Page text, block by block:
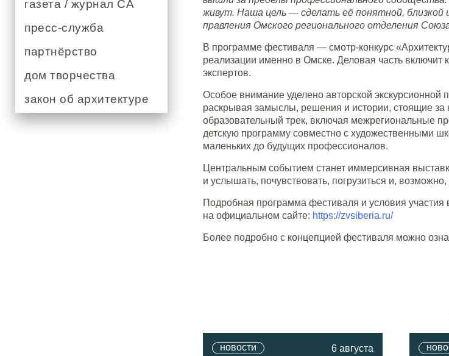
газета / журнал СА
пресс-служба
партнёрство
дом творчества
закон об архитектуре
живут. Наша цель — сделать её понятной,
правления Омского регионального отделения
В программе фестиваля — смотр-конкурс
реализации именно в Омске. Деловая часть включит
экспертов.
Особое внимание уделено авторской
раскрывая замыслы, решения и истории, стоящие
образовательный трек, включая межрегиональные
детскую программу совместно с художественными
маленьких до будущих профессионалов.
Центральным событием станет иммерсивная
и услышать, почувствовать, погрузиться и,
Подробная программа фестиваля и условия
на официальном сайте: https://zvsiberia.ru/
Более подробно с концепцией фестиваля можно
новости 6 августа